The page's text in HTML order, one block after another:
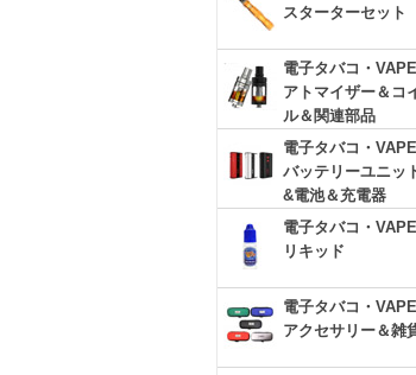
スターターセット
電子タバコ・VAPE
アトマイザー＆コ
ル＆関連部品
電子タバコ・VAPE
バッテリーユニッ
&電池＆充電器
電子タバコ・VAPE
リキッド
電子タバコ・VAPE
アクセサリー＆雑